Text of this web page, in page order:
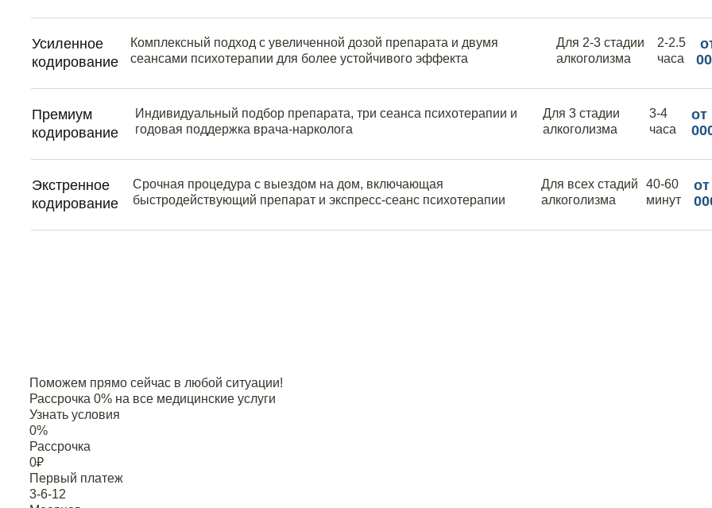
Усиленное
кодирование
Комплексный подход с увеличенной дозой препарата и двумя
сеансами психотерапии для более устойчивого эффекта
Для 2-3 стадии
алкоголизма
2-2.5
часа
Премиум
кодирование
Индивидуальный подбор препарата, три сеанса психотерапии и
годовая поддержка врача-нарколога
Для 3 стадии
алкоголизма
3-4
часа
от
Экстренное
кодирование
Срочная процедура с выездом на дом, включающая
быстродействующий препарат и экспресс-сеанс психотерапии
Для всех стадий
алкоголизма
40-60
минут
Поможем прямо сейчас в любой ситуации!
Рассрочка 0% на все медицинские услуги
Узнать условия
0%
Рассрочка
0₽
Первый платеж
3-6-12